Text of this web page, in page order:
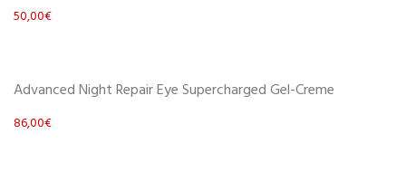
50,00€
Advanced Night Repair Eye Supercharged Gel-Creme
86,00€